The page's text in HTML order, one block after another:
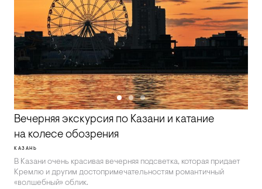
Вечерняя экскурсия по Казани и катание
на колесе обозрения
КАЗАНЬ
В Казани очень красивая вечерняя подсветка, которая придает
Кремлю и другим достопримечательностям романтичный
«волшебный» облик.